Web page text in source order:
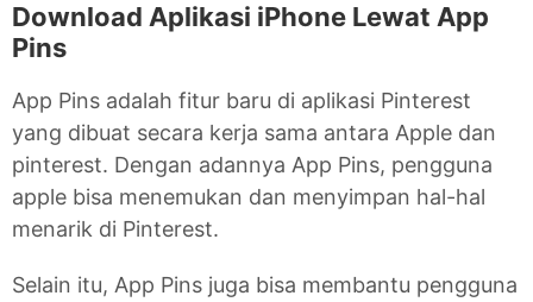
Download Aplikasi iPhone Lewat App
Pins
App Pins adalah fitur baru di aplikasi Pinterest
yang dibuat secara kerja sama antara Apple dan
pinterest. Dengan adannya App Pins, pengguna
apple bisa menemukan dan menyimpan hal-hal
menarik di Pinterest.
Selain itu, App Pins juga bisa membantu pengguna